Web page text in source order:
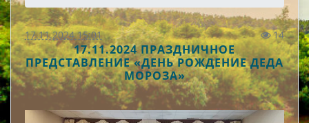
17.11.2024 15:01 14
17.11.2024 ПРАЗДНИЧНОЕ
ПРЕДСТАВЛЕНИЕ «ДЕНЬ РОЖДЕНИЕ ДЕДА
МОРОЗА»